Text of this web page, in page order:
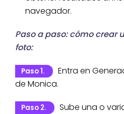
navegador.
Paso a paso: cómo crear
foto:
Paso 1.
Entra en
de Monica.
Paso 2.
Sube una o